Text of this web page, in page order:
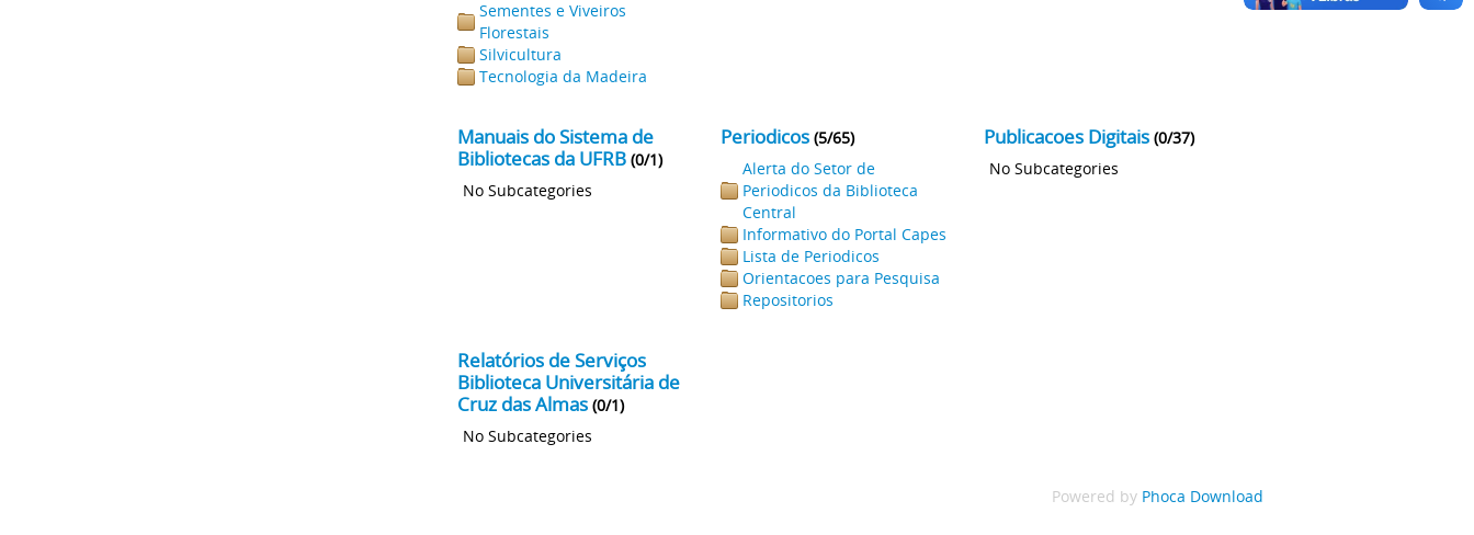
Sementes e Viveiros
Florestais
Silvicultura
Tecnologia da Madeira
Manuais do Sistema de
Bibliotecas da UFRB (0/1)
No Subcategories
Periodicos (5/65)
Alerta do Setor de
Periodicos da Biblioteca
Central
Informativo do Portal Capes
Lista de Periodicos
Orientacoes para Pesquisa
Repositorios
Publicacoes Digitais (0/37)
No Subcategories
Relatórios de Serviços
Biblioteca Universitária de
Cruz das Almas (0/1)
No Subcategories
Powered by Phoca Download